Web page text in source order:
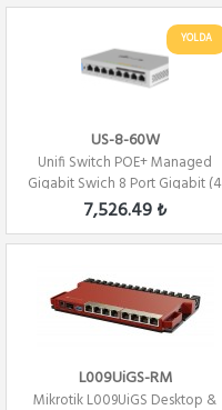
YOLDA
US-8-60W
Unifi Switch POE+ Managed
Gigabit Swich 8 Port Gigabit (4
Port PoE)
7,526.49 ₺
L009UiGS-RM
Mikrotik L009UiGS Desktop &